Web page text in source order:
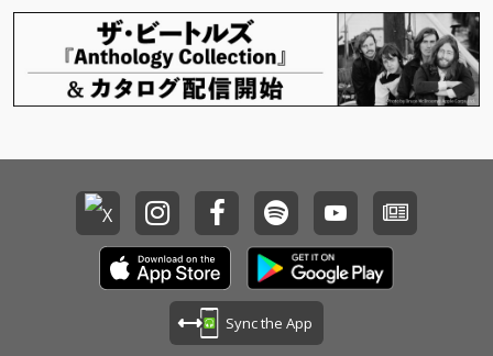
トに感じられる内容と
なっている。また、
「Battlefield～戦場」
楽曲中のデスボイスに
は、増子津可燦（司）
らノリノ
Sync the App